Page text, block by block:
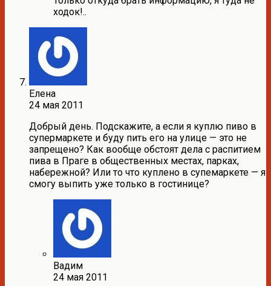
ходок!..
Елена
24 мая 2011
Добрый день. Подскажите, а если я куплю пиво в
супермаркете и буду пить его на улице — это не
запрещено? Как вообще обстоят дела с распитием
пива в Праге в общественных местах, парках,
набережной? Или то что куплено в супемаркете — я
смогу выпить уже только в гостинице?
Вадим
24 мая 2011